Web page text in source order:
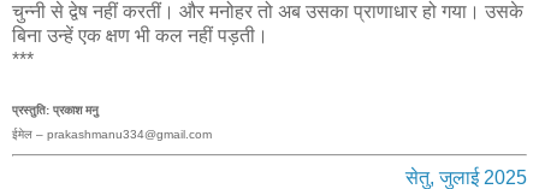
चुन्नी से द्वेष नहीं करतीं। और मनोहर तो अब उसका प्राणाधार हो गया। उसके
बिना उन्हें एक क्षण भी कल नहीं पड़ती।
***
प्रस्तुति: प्रकाश मनु
ईमेल – prakashmanu334@gmail.com
सेतु, जुलाई 2025